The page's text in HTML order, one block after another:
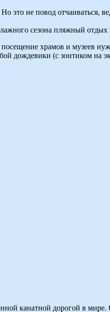
не повод отчаиваться,
сезона пляжный отдых
храмов и музеев
дождевики (с зонтиком на
канатной дорогой в